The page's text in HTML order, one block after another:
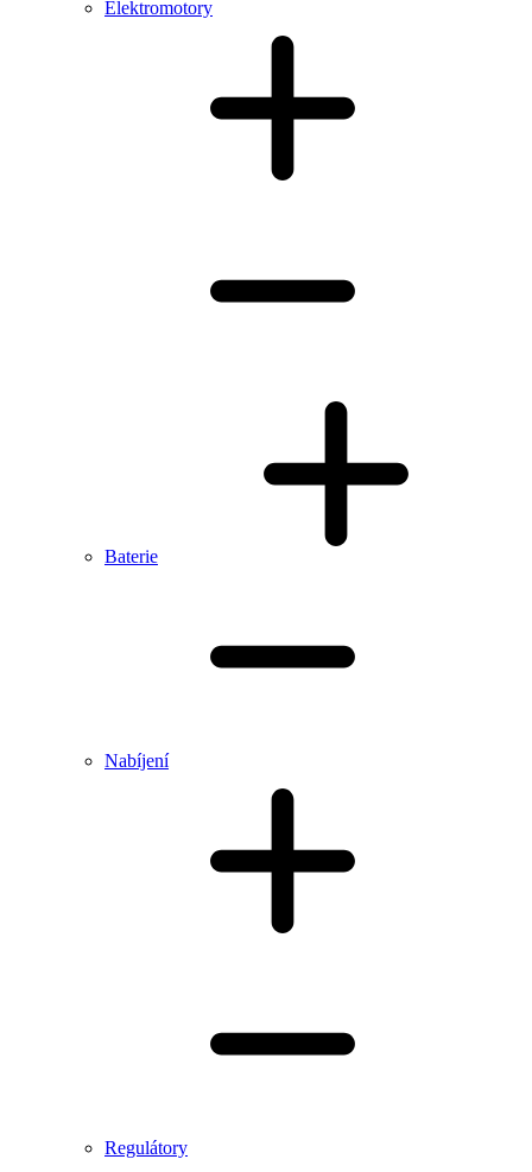
Elektromotory
Baterie
Nabíjení
Regulátory